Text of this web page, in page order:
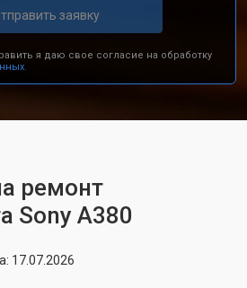
заявку
я даю свое согласие на обработку
ремонт
Sony A380
17.07.2026